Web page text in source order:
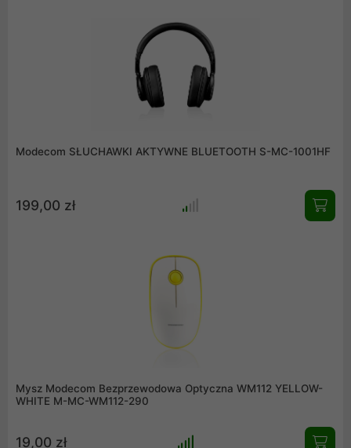
Modecom SŁUCHAWKI AKTYWNE BLUETOOTH S-MC-1001HF
199,00 zł
Mysz Modecom Bezprzewodowa Optyczna WM112 YELLOW-
WHITE M-MC-WM112-290
19,00 zł